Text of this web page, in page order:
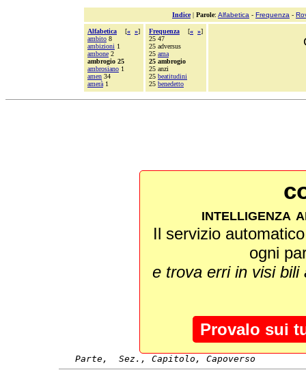
Indice| Parole: Alfabetica - Frequenza -
Alfabetica [« »]
ambito 8
ambizioni 1
ambone 2
ambrogio 25
ambrosiano 1
amen 34
amerà 1
Frequenza [« »]
25 47
25 adversus
25 ama
25 ambrogio
25 anzi
25 beatitudini
25 benedetto
intelligenza
Il servizio
ogni
e trova erri in visi
Provalo sui
Parte,  Sez., Capitolo, Capoverso